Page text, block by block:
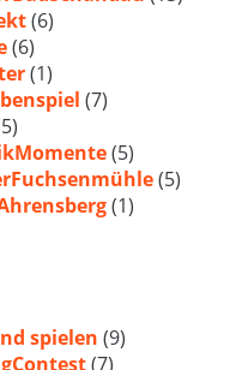
(6)
(6)
(1)
(7)
(5)
(5)
(1)
spielen (9)
(7)